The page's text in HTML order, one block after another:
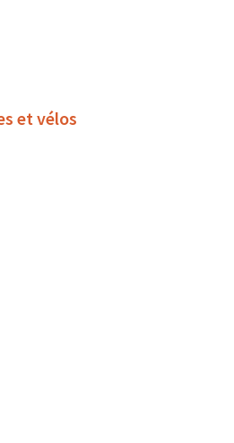
et vélos